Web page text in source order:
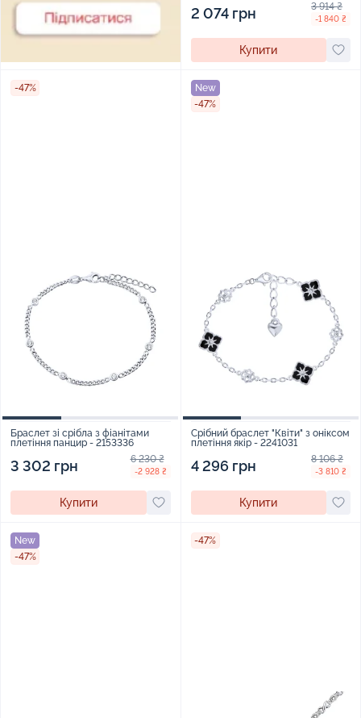
2 074 грн 3 914 ₴
-1 840 ₴
Купити
-47%
Браслет зі срібла з фіанітами
плетіння панцир - 2153336
3 302 грн 6 230 ₴
-2 928 ₴
Купити
New
-47%
Срібний браслет "Квіти" з оніксом
плетіння якір - 2241031
4 296 грн 8 106 ₴
-3 810 ₴
Купити
New
-47%
-47%